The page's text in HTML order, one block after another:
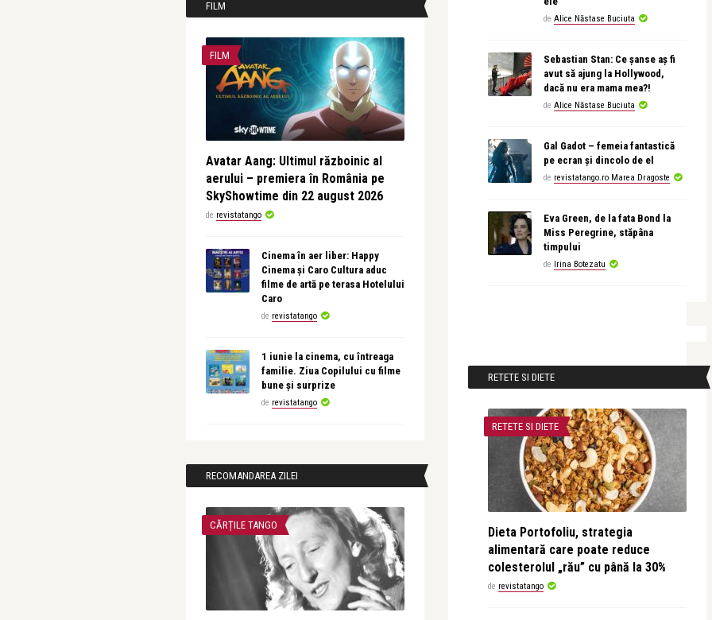
FILM
FILM
Avatar Aang: Ultimul războinic al
aerului – premiera în România pe
SkyShowtime din 22 august 2026
de revistatango
Cinema în aer liber: Happy
Cinema și Caro Cultura aduc
filme de artă pe terasa Hotelului
Caro
de revistatango
1 iunie la cinema, cu întreaga
familie. Ziua Copilului cu filme
bune și surprize
de revistatango
RECOMANDAREA ZILEI
CĂRȚILE TANGO
de Alice Năstase Buciuta
Sebastian Stan: Ce șanse aș fi
avut să ajung la Hollywood,
dacă nu era mama mea?!
de Alice Năstase Buciuta
Gal Gadot – femeia fantastică
pe ecran și dincolo de el
de revistatango.ro Marea Dragoste
Eva Green, de la fata Bond la
Miss Peregrine, stăpâna
timpului
de Irina Botezatu
RETETE SI DIETE
RETETE SI DIETE
Dieta Portofoliu, strategia
alimentară care poate reduce
colesterolul „rău” cu până la 30%
de revistatango